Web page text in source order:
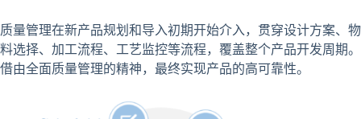
质量管理在新产品规划和导入初期开始介入，贯穿设计方案、物
料选择、加工流程、工艺监控等流程，覆盖整个产品开发周期。
借由全面质量管理的精神，最终实现产品的高可靠性。